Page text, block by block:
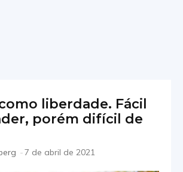
liberdade. Fácil
porém difícil de
-7 de abril de 2021